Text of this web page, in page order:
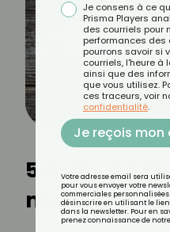
5 fruits
meilleur
Je consens à ce
Prisma Players
des courriels pour
performances des
pourrons savoir si
courriels, l'heure à
ainsi que des
que vous utilisez.
ces traceurs, voir
confidentialité.
Je reçois mon
Votre adresse email sera
pour vous envoyer votre
commerciales
désinscrire en utilisant le
dans la newsletter. Pour en
prenez connaissance de notre